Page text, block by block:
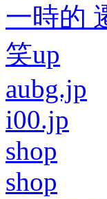
一時的
笑up
aubg.jp
i00.jp
shop
shop